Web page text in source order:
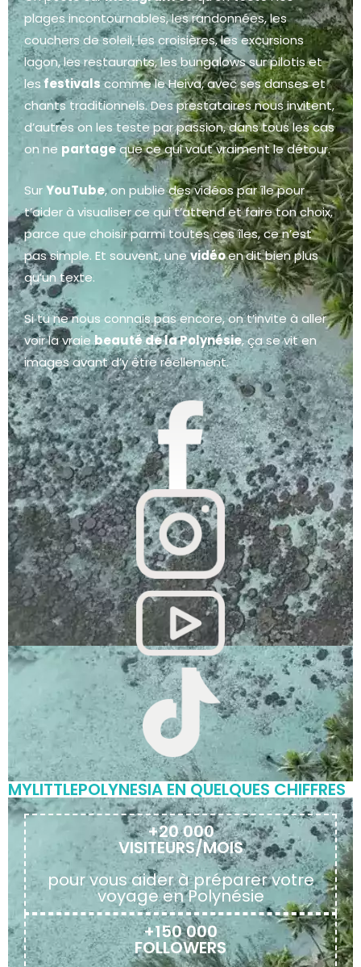
plages incontournables, les randonnées, les
couchers de soleil, les croisières, les excursions
lagon, les restaurants, les bungalows sur pilotis et
lesfestivalscomme le Heiva, avec ses danses et
chants traditionnels. Des prestataires nous invitent,
d’autres on les teste par passion, dans tous les cas
on ne partageque ce qui vaut vraiment le détour.
SurYouTube, on publie des vidéos par île pour
t’aider à visualiser ce qui t’attend et faire ton choix,
parce que choisir parmi toutes ces îles, ce n’est
pas simple. Et souvent, unevidéoendit bien plus
qu’un texte.
Si tu ne nous connais pas encore, on t’invite à aller
voir la vraie beauté de la Polynésie, ça se vit en
images avant d’y être réellement.
MYLITTLEPOLYNESIA EN QUELQUES CHIFFRES
+20 000
VISITEURS/MOIS
pour vous aider à préparer votre
voyage en Polynésie
+150 000
FOLLOWERS